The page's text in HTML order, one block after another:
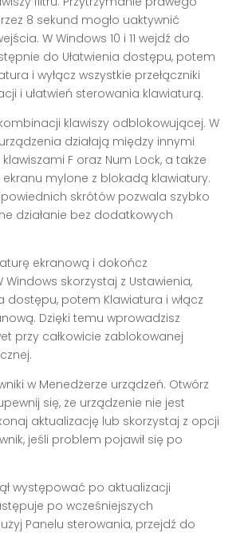
8 sekund mogło uaktywnić
W Windows 10 i 11 wejdź do
do Ułatwienia dostępu, potem
i wyłącz wszystkie przełączniki
i ułatwień sterowania klawiaturą.
klawiszy odblokowującej. W
działają między innymi
F oraz Num Lock, a także
mylone z blokadą klawiatury.
skrótów pozwala szybko
działanie bez dodatkowych
ekranową i dokończ
Windows skorzystaj z Ustawienia,
dostępu, potem Klawiatura i włącz
Dzięki temu wprowadzisz
przy całkowicie zablokowanej
w Menedżerze urządzeń. Otwórz
się, że urządzenie nie jest
aktualizację lub skorzystaj z opcji
jeśli problem pojawił się po
występować po aktualizacji
po wcześniejszych
Panelu sterowania, przejdź do